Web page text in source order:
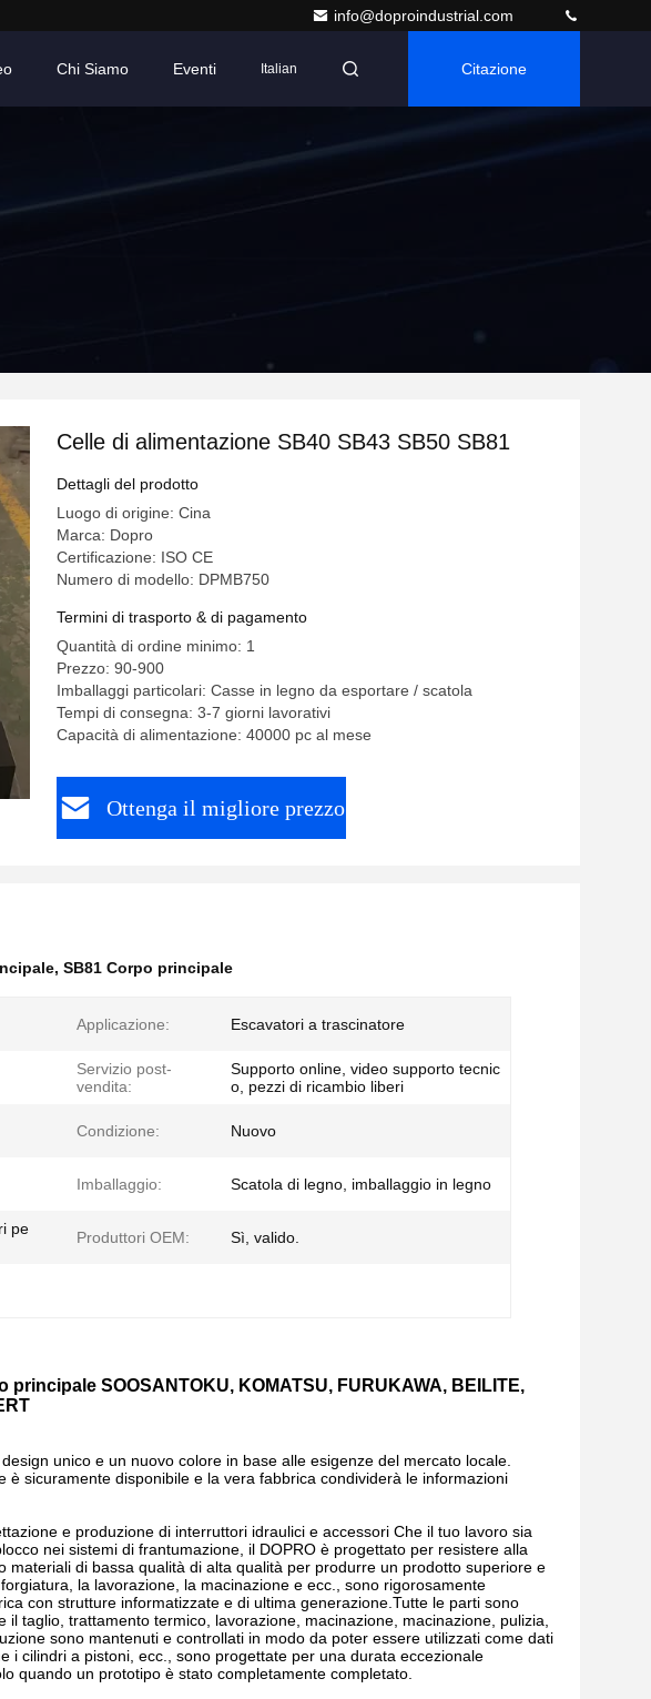
info@doproindustrial.com
Chi Siamo Eventi Italian Citazione
Celle di alimentazione SB40 SB43 SB50 SB81
Dettagli del prodotto
Luogo di origine: Cina
Marca: Dopro
Certificazione: ISO CE
Numero di modello: DPMB750
Termini di trasporto & di pagamento
Quantità di ordine minimo: 1
Prezzo: 90-900
Imballaggi particolari: Casse in legno da esportare / scatola
Tempi di consegna: 3-7 giorni lavorativi
Capacità di alimentazione: 40000 pc al mese
Ottenga il migliore prezzo
, SB81 Corpo principale
Applicazione: Escavatori a trascinatore
Servizio post-
vendita:
Supporto online, video supporto tecnic
o, pezzi di ricambio liberi
Condizione: Nuovo
Imballaggio: Scatola di legno, imballaggio in legno
pe
Produttori OEM: Sì, valido.
SOOSANTOKU, KOMATSU, FURUKAWA, BEILITE,
unico e un nuovo colore in base alle esigenze del mercato locale.
sicuramente disponibile e la vera fabbrica condividerà le informazioni
e produzione di interruttori idraulici e accessori Che il tuo lavoro sia
nei sistemi di frantumazione, il DOPRO è progettato per resistere alla
materiali di bassa qualità di alta qualità per produrre un prodotto superiore e
la lavorazione, la macinazione e ecc., sono rigorosamente
con strutture informatizzate e di ultima generazione.Tutte le parti sono
taglio, trattamento termico, lavorazione, macinazione, macinazione, pulizia,
sono mantenuti e controllati in modo da poter essere utilizzati come dati
i cilindri a pistoni, ecc., sono progettate per una durata eccezionale
quando un prototipo è stato completamente completato.